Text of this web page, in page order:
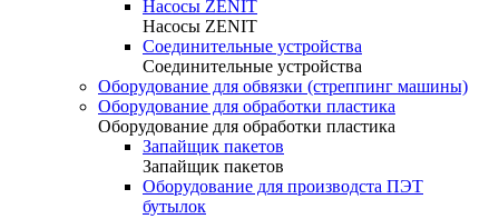
Насосы ZENIT
Насосы ZENIT
Соединительные устройства
Соединительные устройства
Оборудование для обвязки (стреппинг машины)
Оборудование для обработки пластика
Оборудование для обработки пластика
Запайщик пакетов
Запайщик пакетов
Оборудование для производста ПЭТ
бутылок